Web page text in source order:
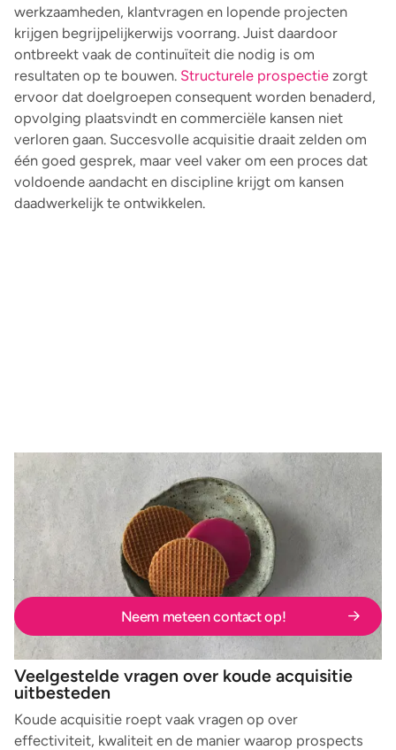
werkzaamheden, klantvragen en lopende projecten
krijgen begrijpelijkerwijs voorrang. Juist daardoor
ontbreekt vaak de continuïteit die nodig is om
resultaten op te bouwen. Structurele prospectie zorgt
ervoor dat doelgroepen consequent worden benaderd,
opvolging plaatsvindt en commerciële kansen niet
verloren gaan. Succesvolle acquisitie draait zelden om
één goed gesprek, maar veel vaker om een proces dat
voldoende aandacht en discipline krijgt om kansen
daadwerkelijk te ontwikkelen.
Laten we in gesprek gaan!
Wil je nieuwe prospects bereiken zonder dat acquisitie
afhankelijk wordt van beschikbare tijd of interne
capaciteit? We bespreken graag welke aanpak past bij
jouw doelgroep, markt en commerciële doelstellingen.
Neem meteen contact op!
Veelgestelde vragen over koude acquisitie
uitbesteden
Koude acquisitie roept vaak vragen op over
effectiviteit, kwaliteit en de manier waarop prospects